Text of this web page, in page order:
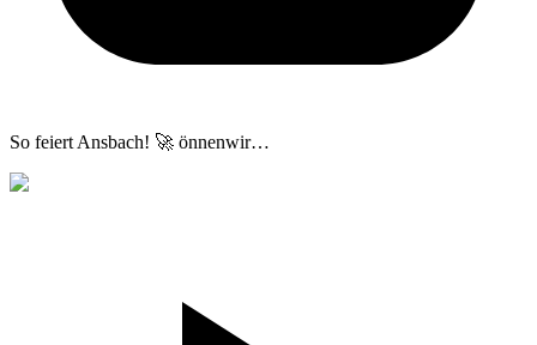
So feiert Ansbach! 🚀 önnenwir…